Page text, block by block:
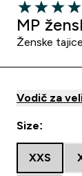
5 out of 5
MP
Ženske
Vodič za
Size:
XXS